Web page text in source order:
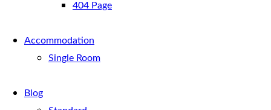
404 Page
Accommodation
Single Room
Blog